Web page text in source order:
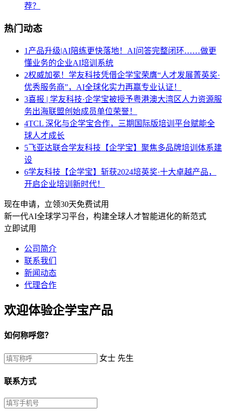
荐？
热门动态
1 产品升级|AI陪练更快落地！AI问答完整闭环……做更
懂业务的企业AI培训系统
2权威加冕！学友科技凭借企学宝荣膺“人才发展菁英奖·
优秀服务商”，AI全球化实力再赢专业认证！
3喜报 | 学友科技·企学宝被授予粤港澳大湾区人力资源服
务出海联盟创始成员单位荣誉！
4TCL 深化与企学宝合作，三期国际版培训平台赋能全
球人才成长
5飞亚达联合学友科技【企学宝】聚焦多品牌培训体系建
设
6学友科技【企学宝】斩获2024培英奖·十大卓越产品，
开启企业培训新时代！
现在申请，立领30天免费试用
新一代AI全球学习平台，构建全球人才智能进化的新范式
立即试用
公司简介
联系我们
新闻动态
代理合作
欢迎体验企学宝产品
如何称呼您？
女士 先生
联系方式